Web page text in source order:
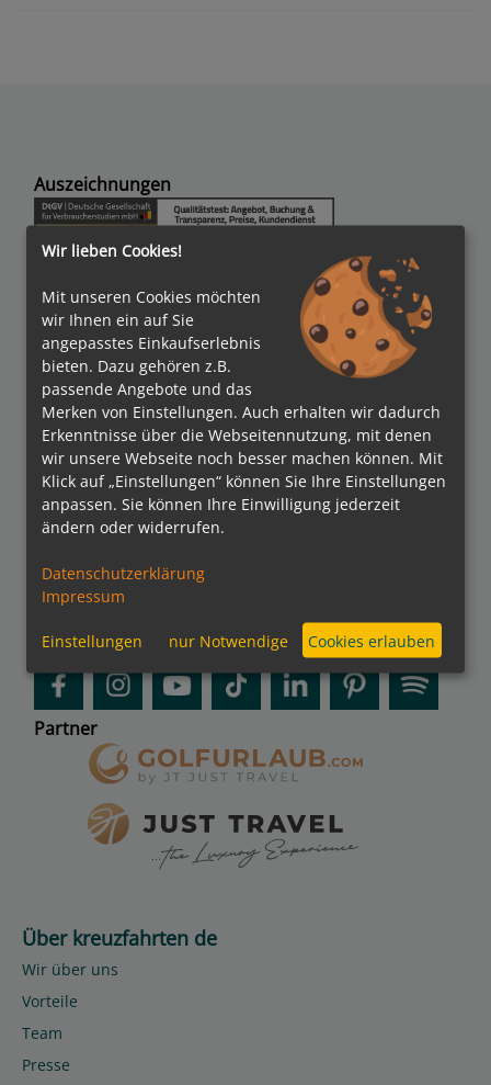
Auszeichnungen
Verbände
Bezahlmethoden
kreuzfahrten.de APP
Folgen Sie uns
Partner
Über kreuzfahrten de
Wir über uns
Vorteile
Team
Presse
Wir lieben Cookies!
Mit unseren Cookies möchten
wir Ihnen ein auf Sie
angepasstes Einkaufserlebnis
bieten. Dazu gehören z.B.
passende Angebote und das
Merken von Einstellungen. Auch erhalten wir dadurch
Erkenntnisse über die Webseitennutzung, mit denen
wir unsere Webseite noch besser machen können. Mit
Klick auf „Einstellungen“ können Sie Ihre Einstellungen
anpassen. Sie können Ihre Einwilligung jederzeit
ändern oder widerrufen.
Datenschutzerklärung
Impressum
Einstellungen nur Notwendige Cookies erlauben